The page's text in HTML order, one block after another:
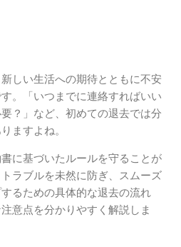
しい生活への期待とともに不安
。「いつまでに連絡すればいい
？」など、初めての退去では分
ますよね。
に基づいたルールを守ることが
ラブルを未然に防ぎ、スムーズ
るための具体的な退去の流れ
意点を分かりやすく解説しま